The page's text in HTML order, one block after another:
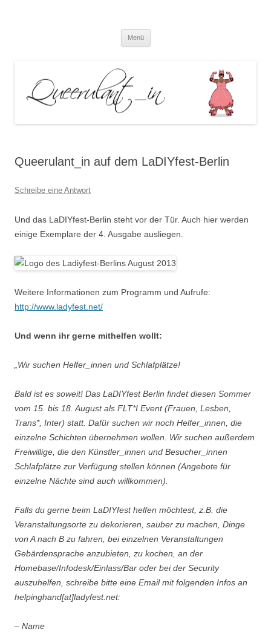
und Praxen
Menü
Queerulant_in auf dem LaDIYfest-Berlin
Schreibe eine Antwort
Und das LaDIYfest-Berlin steht vor der Tür. Auch hier werden
einige Exemplare der 4. Ausgabe ausliegen.
Weitere Informationen zum Programm und Aufrufe:
http://www.ladyfest.net/
Und wenn ihr gerne mithelfen wollt:
„Wir suchen Helfer_innen und Schlafplätze!
Bald ist es soweit! Das LaDIYfest Berlin findet diesen Sommer
vom 15. bis 18. August als FLT*I Event (Frauen, Lesben,
Trans*, Inter) statt. Dafür suchen wir noch Helfer_innen, die
einzelne Schichten übernehmen wollen. Wir suchen außerdem
Freiwillige, die den Künstler_innen und Besucher_innen
Schlafplätze zur Verfügung stellen können (Angebote für
einzelne Nächte sind auch willkommen).
Falls du gerne beim LaDIYfest helfen möchtest, z.B. die
Veranstaltungsorte zu dekorieren, sauber zu machen, Dinge
von A nach B zu fahren, bei einzelnen Veranstaltungen
Gebärdensprache anzubieten, zu kochen, an der
Homebase/Infodesk/Einlass/Bar oder bei der Security
auszuhelfen, schreibe bitte eine Email mit folgenden Infos an
helpinghand[at]ladyfest.net:
– Name